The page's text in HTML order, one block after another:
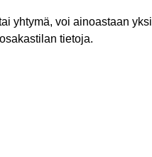
yhtymä, voi ainoastaan yksi
tietoja.